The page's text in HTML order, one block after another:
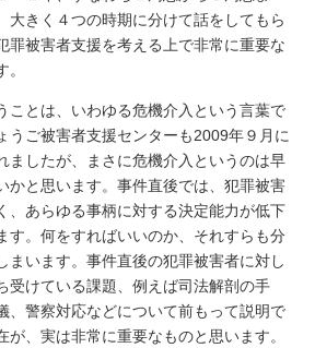
大きく４つの時期に分けて話をしてもら
罪被害者支援を考える上で非常に重要な
とは、いわゆる危機介入という言葉で
うご被害者支援センターも2009年９月に
ましたが、まさに危機介入というのは早
かと思います。事件直後では、犯罪被害
、あらゆる事柄に対する決定能力が低下
す。何をすればいいのか、それすらも分
まいます。事件直後の犯罪被害者に対し
受けている課題、例えば司法解剖の手
、警察対応などについて前もって説明で
が、実は非常に重要なものと思います。